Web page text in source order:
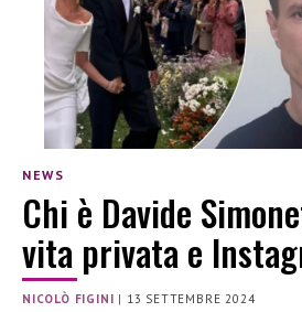
NEWS
Chi è Davide
vita privata e
NICOLÒ FIGINI | 13 SETTEMBRE 2024